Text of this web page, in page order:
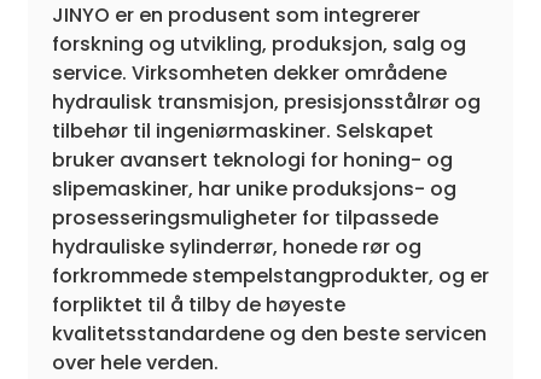
JINYO er en produsent som integrerer
forskning og utvikling, produksjon, salg og
service. Virksomheten dekker områdene
hydraulisk transmisjon, presisjonsstålrør og
tilbehør til ingeniørmaskiner. Selskapet
bruker avansert teknologi for honing- og
slipemaskiner, har unike produksjons- og
prosesseringsmuligheter for tilpassede
hydrauliske sylinderrør, honede rør og
forkrommede stempelstangprodukter, og er
forpliktet til å tilby de høyeste
kvalitetsstandardene og den beste servicen
over hele verden.